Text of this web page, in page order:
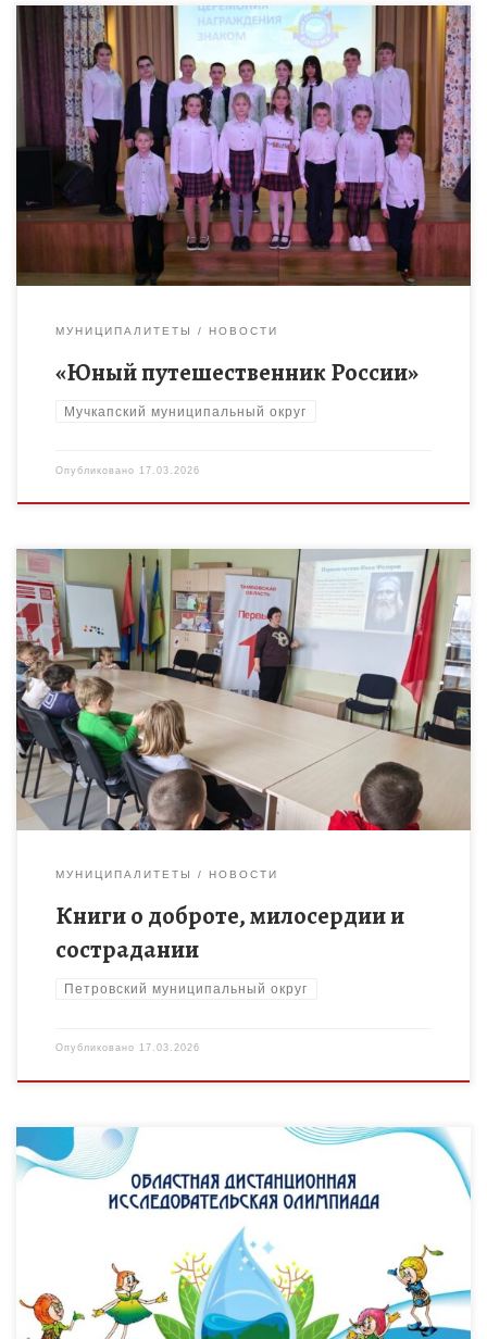
В МБОУ ДО «Дом детского творчества» состоялась
торжественная церемония вручения значков «Юный
путешественник России» обучающимся объединения «Юный
турист». Значками отметила наших ребят ТОГБОУ ДО
«Областная […]
МУНИЦИПАЛИТЕТЫ НОВОСТИ
«Юный путешественник России»
Мучкапский муниципальный округ
Опубликовано 17.03.2026
В Петровском Доме детского творчества для малышей –
обучающихся Центра эстетического развития «Всезнайки» –
прошло познавательное мероприятие, посвящённое Дню
православной книги. В России этот праздник […]
МУНИЦИПАЛИТЕТЫ НОВОСТИ
Книги о доброте, милосердии и
сострадании
Петровский муниципальный округ
Опубликовано 17.03.2026
Олимпиада проводится для учащихся 5-6 классов с 24
февраля по 8 мая 2026 года и направлена на выявление и
развитие у школьников творческих способностей и […]